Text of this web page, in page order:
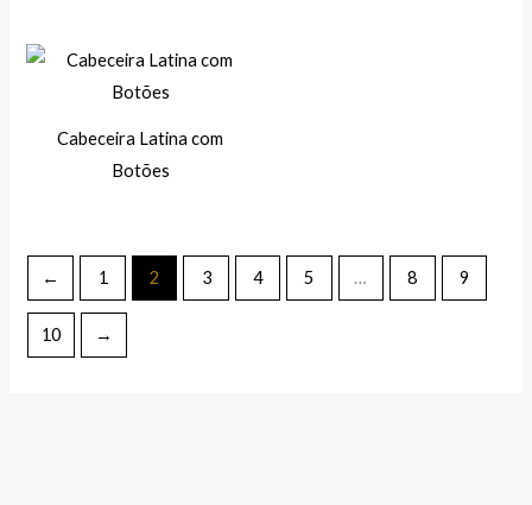
Cabeceira Latina com
Botões
← 1 2 3 4 5 … 8 9
10 →